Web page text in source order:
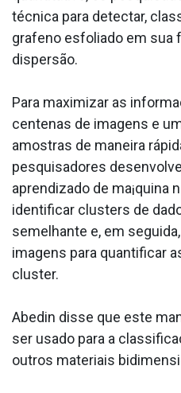
técnica para detectar,
grafeno esfoliado em sua
dispersão.
Para maximizar as
centenas de imagens e
amostras de maneira
pesquisadores
aprendizado de ma¡quina
identificar clusters de
semelhante e, em
imagens para quantificar
cluster.
Abedin disse que este
ser usado para a
outros materiais